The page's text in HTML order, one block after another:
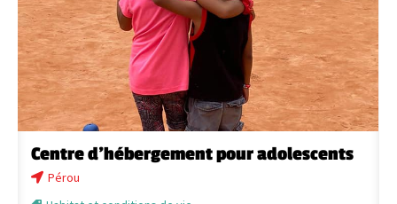
Centre d’hébergement pour adolescents
Pérou